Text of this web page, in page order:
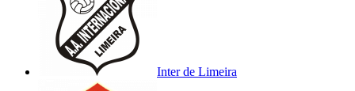
Inter de Limeira